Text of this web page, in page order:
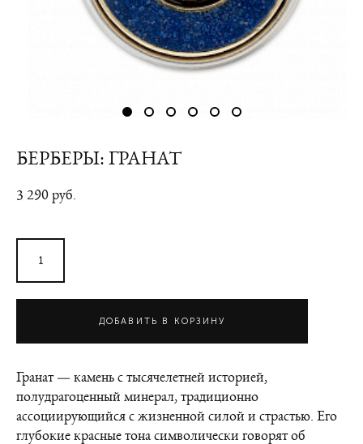
БЕРБЕРЫ: ГРАНАТ
3 290 pуб.
ДОБАВИТЬ В КОРЗИНУ
Гранат — камень с тысячелетней историей,
полудрагоценный минерал, традиционно
ассоциирующийся с жизненной силой и страстью. Его
глубокие красные тона символически говорят об